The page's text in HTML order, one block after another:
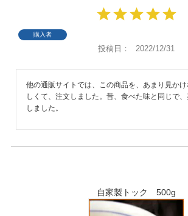
購入者
投稿日 2022/12/31
他の通販サイトでは、この商品を、あまり見か
しくて、注文しました。昔、食べた味と同じで
しました。
自家製トック 500g